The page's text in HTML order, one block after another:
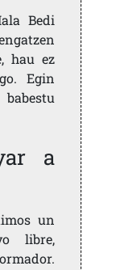
Bedi
hau ez
Egin
a
un
libre,